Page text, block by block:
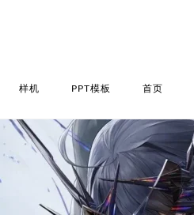
样机 PPT模板 首页